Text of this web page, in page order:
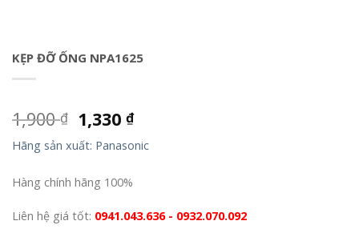
KẸP ĐỠ ỐNG NPA1625
1,900₫ 1,330₫
Hãng sản xuất: Panasonic
Hàng chính hãng 100%
Liên hệ giá tốt: 0941.043.636 - 0932.070.092